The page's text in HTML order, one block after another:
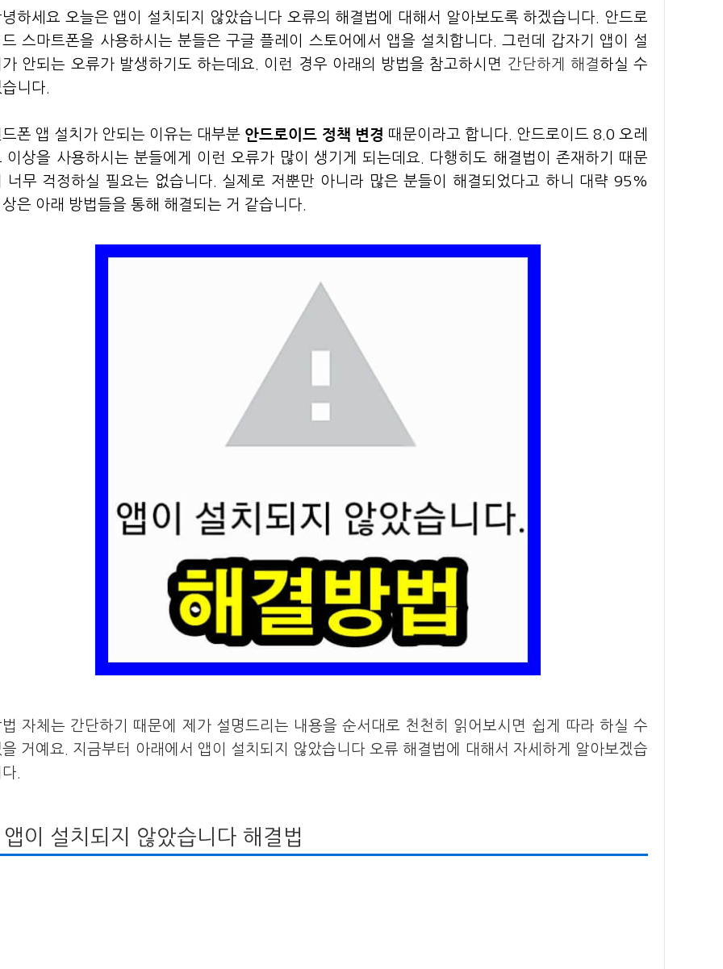
하세요 오늘은 앱이 설치되지 않았습니다 오류의 해결법에 대해서 알아보도록 하겠습니다. 안드로
드 스마트폰을 사용하시는 분들은 구글 플레이 스토어에서 앱을 설치합니다. 그런데 갑자기 앱이 설
안되는 오류가 발생하기도 하는데요. 이런 경우 아래의 방법을 참고하시면 간단하게 해결하실 수
니다.
폰 앱 설치가 안되는 이유는 대부분 안드로이드 정책 변경 때문이라고 합니다. 안드로이드 8.0 오레
이상을 사용하시는 분들에게 이런 오류가 많이 생기게 되는데요. 다행히도 해결법이 존재하기 때문
너무 걱정하실 필요는 없습니다. 실제로 저뿐만 아니라 많은 분들이 해결되었다고 하니 대략 95%
은 아래 방법들을 통해 해결되는 거 같습니다.
법 자체는 간단하기 때문에 제가 설명드리는 내용을 순서대로 천천히 읽어보시면 쉽게 따라 하실 수
거예요. 지금부터 아래에서 앱이 설치되지 않았습니다 오류 해결법에 대해서 자세하게 알아보겠습
.
앱이 설치되지 않았습니다 해결법